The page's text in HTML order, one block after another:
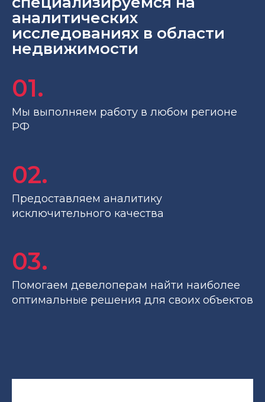
аналитических
исследованиях в области
недвижимости
Мы выполняем работу в любом регионе
РФ
Предоставляем аналитику
исключительного качества
Помогаем девелоперам найти наиболее
оптимальные решения для своих объектов